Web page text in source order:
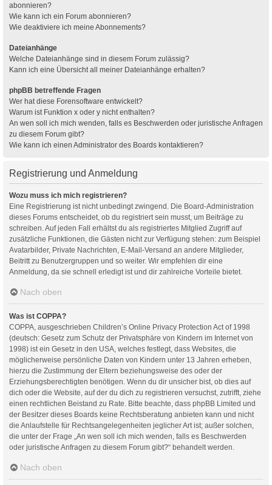
abonnieren?
Wie kann ich ein Forum abonnieren?
Wie deaktiviere ich meine Abonnements?
Dateianhänge
Welche Dateianhänge sind in diesem Forum zulässig?
Kann ich eine Übersicht all meiner Dateianhänge erhalten?
phpBB betreffende Fragen
Wer hat diese Forensoftware entwickelt?
Warum ist Funktion x oder y nicht enthalten?
An wen soll ich mich wenden, falls es Beschwerden oder juristische Anfragen
zu diesem Forum gibt?
Wie kann ich einen Administrator des Boards kontaktieren?
Registrierung und Anmeldung
Wozu muss ich mich registrieren?
Eine Registrierung ist nicht unbedingt zwingend. Die Board-Administration
dieses Forums entscheidet, ob du registriert sein musst, um Beiträge zu
schreiben. Auf jeden Fall erhältst du als registriertes Mitglied Zugriff auf
zusätzliche Funktionen, die Gästen nicht zur Verfügung stehen: zum Beispiel
Avatarbilder, Private Nachrichten, E-Mail-Versand an andere Mitglieder,
Beitritt zu Benutzergruppen und so weiter. Wir empfehlen dir eine
Anmeldung, da sie schnell erledigt ist und dir zahlreiche Vorteile bietet.
Nach oben
Was ist COPPA?
COPPA, ausgeschrieben Children’s Online Privacy Protection Act of 1998
(deutsch: Gesetz zum Schutz der Privatsphäre von Kindern im Internet von
1998) ist ein Gesetz in den USA, welches festlegt, dass Websites, die
möglicherweise persönliche Daten von Kindern unter 13 Jahren erheben,
hierzu die Zustimmung der Eltern beziehungsweise des oder der
Erziehungsberechtigten benötigen. Wenn du dir unsicher bist, ob dies auf
dich oder die Website, auf der du dich zu registrieren versuchst, zutrifft, ziehe
einen rechtlichen Beistand zu Rate. Bitte beachte, dass phpBB Limited und
der Besitzer dieses Boards keine Rechtsberatung anbieten kann und nicht
die Anlaufstelle für Rechtsangelegenheiten jeglicher Art ist; außer solchen,
die unter der Frage „An wen soll ich mich wenden, falls es Beschwerden
oder juristische Anfragen zu diesem Forum gibt?“ behandelt werden.
Nach oben